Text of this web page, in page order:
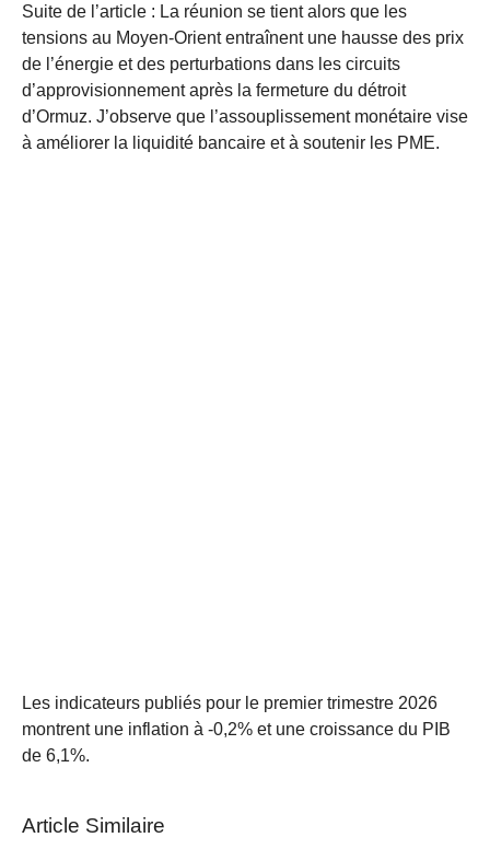
Suite de l’article : La réunion se tient alors que les
tensions au Moyen-Orient entraînent une hausse des prix
de l’énergie et des perturbations dans les circuits
d’approvisionnement après la fermeture du détroit
d’Ormuz. J’observe que l’assouplissement monétaire vise
à améliorer la liquidité bancaire et à soutenir les PME.
Les indicateurs publiés pour le premier trimestre 2026
montrent une inflation à -0,2% et une croissance du PIB
de 6,1%.
Article Similaire